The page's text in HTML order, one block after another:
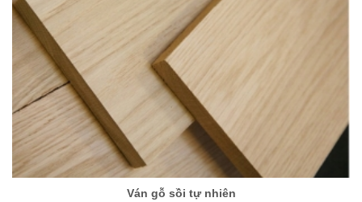
Ván gỗ sồi tự nhiên